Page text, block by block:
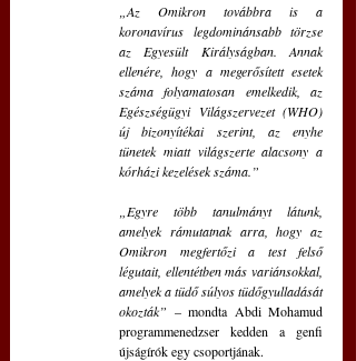
„Az Omikron továbbra is a
koronavírus legdominánsabb törzse
az Egyesült Királyságban. Annak
ellenére, hogy a megerősített esetek
száma folyamatosan emelkedik, az
Egészségügyi Világszervezet (WHO)
új bizonyítékai szerint, az enyhe
tünetek miatt világszerte alacsony a
kórházi kezelések száma.”
„Egyre több tanulmányt látunk,
amelyek rámutatnak arra, hogy az
Omikron megfertőzi a test felső
légutait, ellentétben más variánsokkal,
amelyek a tüdő súlyos tüdőgyulladását
okozták” – mondta Abdi Mohamud
programmenedzser kedden a genfi
újságírók egy csoportjának.